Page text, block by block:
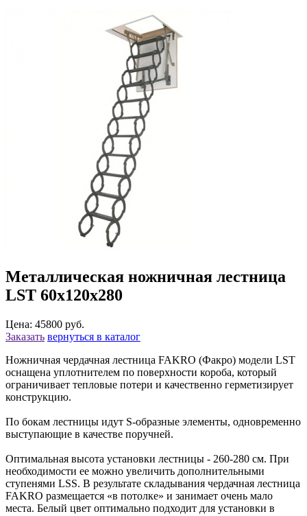
Металлическая ножничная лестница
LST 60х120х280
Цена: 45800 руб.
Заказать вернуться в каталог
Ножничная чердачная лестница FAKRO (Факро) модели LST
оснащена уплотнителем по поверхности короба, который
ограничивает тепловые потери и качественно герметизирует
конструкцию.
По бокам лестницы идут S-образные элементы, одновременно
выступающие в качестве поручней.
Оптимальная высота установки лестницы - 260-280 см. При
необходимости ее можно увеличить дополнительными
ступенями LSS. В результате складывания чердачная лестница
FAKRO размещается «в потолке» и занимает очень мало
места. Белый цвет оптимально подходит для установки в